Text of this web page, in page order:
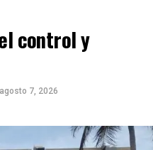
control y
agosto 7, 2026